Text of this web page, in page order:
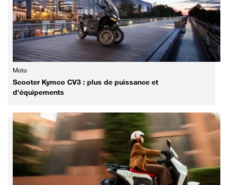
Moto
Scooter Kymco CV3 : plus de puissance et
d'équipements